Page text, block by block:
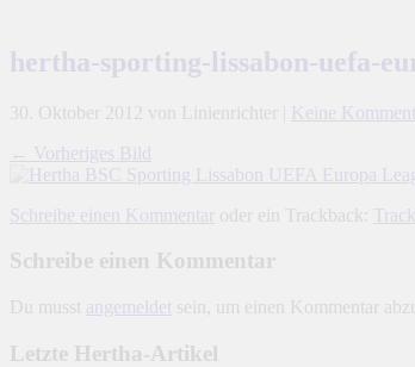
hertha-sporting-lissabon-uefa-
30. Oktober 2012 von Linienrichter
Keine
← Vorheriges Bild
Schreibe einen Kommentar oder ein Trackback:
Schreibe einen Kommentar
Du musst angemeldet sein, um einen Kommentar
Letzte Hertha-Artikel